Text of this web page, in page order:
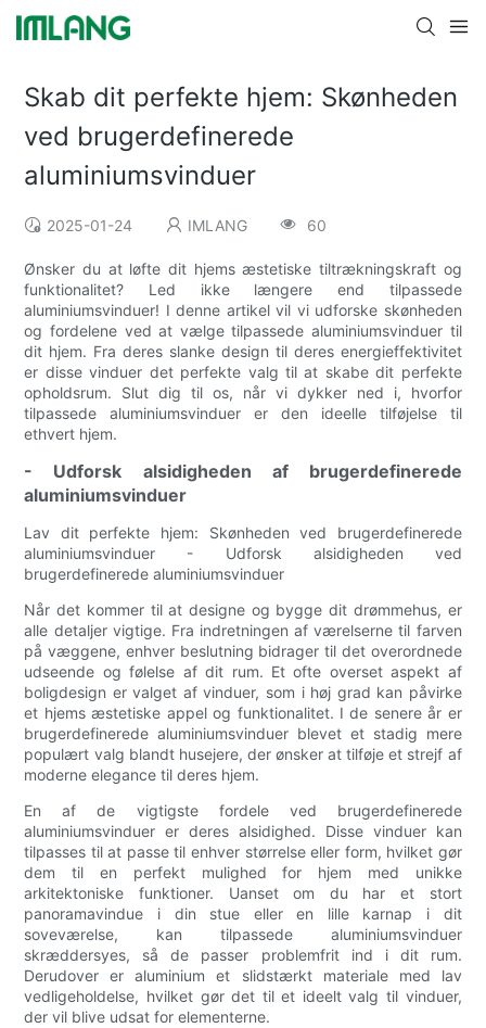
Skab dit perfekte hjem: Skønheden
ved brugerdefinerede
aluminiumsvinduer
2025-01-24 IMLANG 60
Ønsker du at løfte dit hjems æstetiske tiltrækningskraft og
funktionalitet? Led ikke længere end tilpassede
aluminiumsvinduer! I denne artikel vil vi udforske skønheden
og fordelene ved at vælge tilpassede aluminiumsvinduer til
dit hjem. Fra deres slanke design til deres energieffektivitet
er disse vinduer det perfekte valg til at skabe dit perfekte
opholdsrum. Slut dig til os, når vi dykker ned i, hvorfor
tilpassede aluminiumsvinduer er den ideelle tilføjelse til
ethvert hjem.
- Udforsk alsidigheden af ​​brugerdefinerede
aluminiumsvinduer
Lav dit perfekte hjem: Skønheden ved brugerdefinerede
aluminiumsvinduer - Udforsk alsidigheden ved
brugerdefinerede aluminiumsvinduer
Når det kommer til at designe og bygge dit drømmehus, er
alle detaljer vigtige. Fra indretningen af ​​værelserne til farven
på væggene, enhver beslutning bidrager til det overordnede
udseende og følelse af dit rum. Et ofte overset aspekt af
boligdesign er valget af vinduer, som i høj grad kan påvirke
et hjems æstetiske appel og funktionalitet. I de senere år er
brugerdefinerede aluminiumsvinduer blevet et stadig mere
populært valg blandt husejere, der ønsker at tilføje et strejf af
moderne elegance til deres hjem.
En af de vigtigste fordele ved brugerdefinerede
aluminiumsvinduer er deres alsidighed. Disse vinduer kan
tilpasses til at passe til enhver størrelse eller form, hvilket gør
dem til en perfekt mulighed for hjem med unikke
arkitektoniske funktioner. Uanset om du har et stort
panoramavindue i din stue eller en lille karnap i dit
soveværelse, kan tilpassede aluminiumsvinduer
skræddersyes, så de passer problemfrit ind i dit rum.
Derudover er aluminium et slidstærkt materiale med lav
vedligeholdelse, hvilket gør det til et ideelt valg til vinduer,
der vil blive udsat for elementerne.